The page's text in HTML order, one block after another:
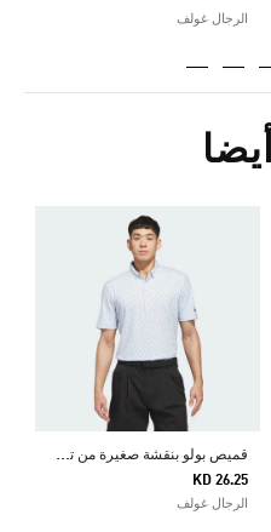
الرجال غولف
ق
ميص بولو بنقشة صغيرة من تشكيلة +ULTIMATE365
KD 26.25
الرجال غولف